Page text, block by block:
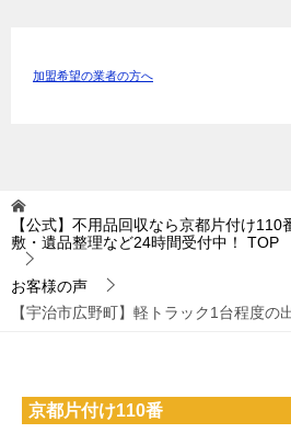
加盟希望の業者の方へ
【公式】不用品回収なら京都片付け
敷・遺品整理など24時間受付中！
TOP
お客様の声
【宇治市広野町】軽トラック1台程度の
京都片付け110番